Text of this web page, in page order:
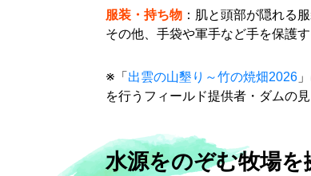
服装・持ち物 ：肌と頭部が隠れる
その他、手袋や軍手など手を保護
※「 出雲の山墾り～竹の焼畑2026
を行うフィールド提供者・ダムの
水源をのぞむ牧場